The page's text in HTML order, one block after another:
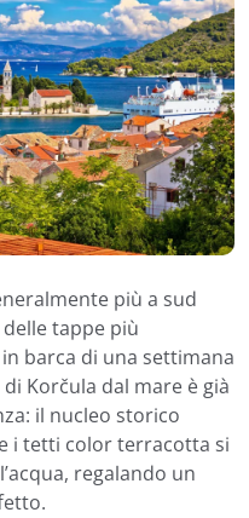
più a sud
tappe più
barca di una settimana
Korčula dal mare è già
il nucleo storico
i tetti color terracotta si
regalando un